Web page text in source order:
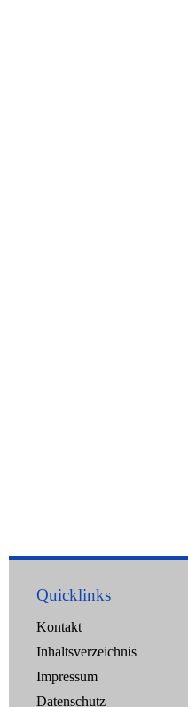
Quicklinks
Kontakt
Inhaltsverzeichnis
Impressum
Datenschutz